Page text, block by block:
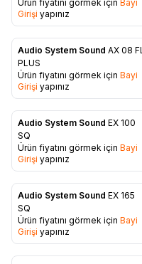
Ürün fiyatını görmek için Bayi
Girişi yapınız
Favorilere Ekle
Audio System Sound AX 08 FL
PLUS
Ürün fiyatını görmek için Bayi
Girişi yapınız
Favorilere Ekle
Audio System Sound EX 100
SQ
Ürün fiyatını görmek için Bayi
Girişi yapınız
Favorilere Ekle
Audio System Sound EX 165
SQ
Ürün fiyatını görmek için Bayi
Girişi yapınız